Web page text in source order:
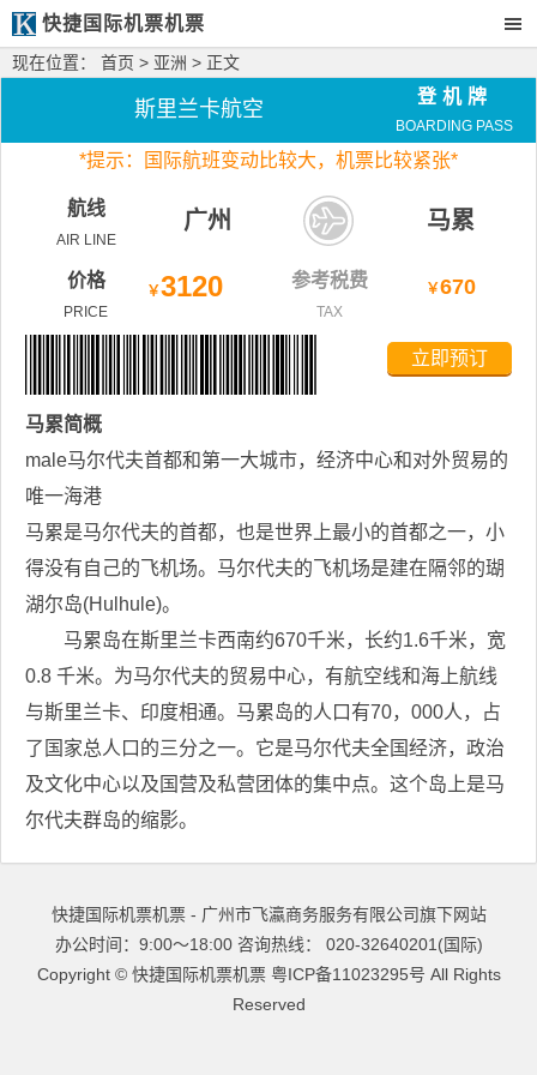
快捷国际机票机票
现在位置： 首页 > 亚洲 > 正文
斯里兰卡航空
登机牌
BOARDING PASS
*提示：国际航班变动比较大， 机票比较紧张*
航线
AIR LINE
广州 马累
价格
PRICE
￥3120 参考税费
TAX
￥670
立即预订
马累简概
male马尔代夫首都和第一大城市，经济中心和对外贸易的
唯一海港
马累是马尔代夫的首都，也是世界上最小的首都之一，小
得没有自己的飞机场。马尔代夫的飞机场是建在隔邻的瑚
湖尔岛(Hulhule)。
马累岛在斯里兰卡西南约670千米，长约1.6千米，宽
0.8 千米。为马尔代夫的贸易中心，有航空线和海上航线
与斯里兰卡、印度相通。马累岛的人口有70，000人，占
了国家总人口的三分之一。它是马尔代夫全国经济，政治
及文化中心以及国营及私营团体的集中点。这个岛上是马
尔代夫群岛的缩影。
快捷国际机票机票 - 广州市飞瀛商务服务有限公司旗下网站
办公时间：9:00～18:00 咨询热线： 020-32640201(国际)
Copyright © 快捷国际机票机票 粤ICP备11023295号 All Rights
Reserved